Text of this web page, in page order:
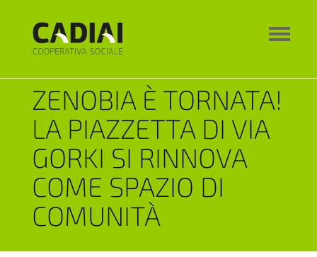
ZENOBIA È TORNATA!
LA PIAZZETTA DI VIA
GORKI SI RINNOVA
COME SPAZIO DI
COMUNITÀ